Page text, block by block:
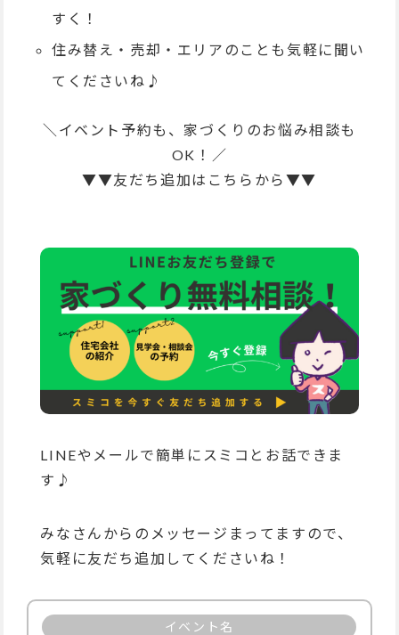
すく！
住み替え・売却・エリアのことも気軽に聞い
てくださいね♪
＼イベント予約も、家づくりのお悩み相談も
OK！／
▼▼友だち追加はこちらから▼▼
LINEやメールで簡単にスミコとお話できま
す♪
みなさんからのメッセージまってますので、
気軽に友だち追加してくださいね！
イベント名